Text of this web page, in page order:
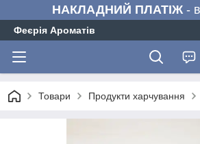
НАКЛАДНИЙ ПЛАТІЖ-
Феєрія Ароматів
Товари Продукти харчування